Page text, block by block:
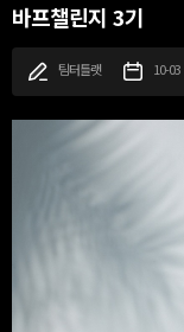
바프챌린지 3기
팀터틀랫 10-03